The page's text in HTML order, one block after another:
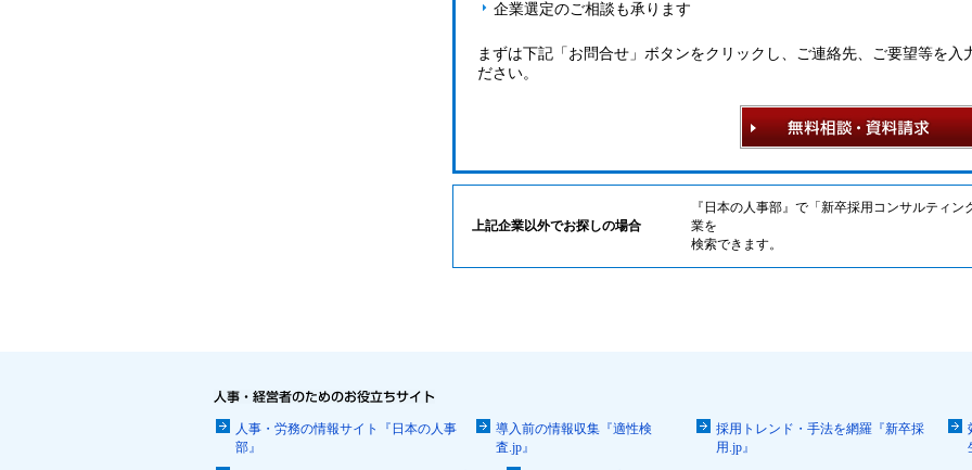
企業選定のご相談も承ります
まずは下記「お問合せ」ボタンをクリックし、ご連絡先、ご要望等を
ださい。
上記企業以外でお探しの場合
『日本の人事部』で「新卒採用コンサルティン
業を
検索できます。
人事・労務の情報サイト『日本の人事
部』
導入前の情報収集『適性検
査.jp』
採用トレンド・手法を網羅『新卒採
用.jp』